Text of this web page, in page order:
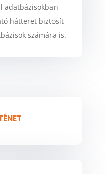
adatbázisokban
hátteret biztosít
számára is.